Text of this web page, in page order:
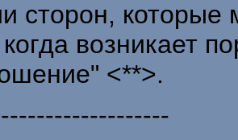
сторон, которые
возникает
<**>.